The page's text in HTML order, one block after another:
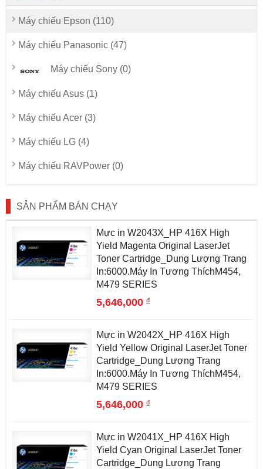
Máy chiếu Epson (110)
Máy chiếu Panasonic (47)
Máy chiếu Sony (0)
Máy chiếu Asus (1)
Máy chiếu Acer (3)
Máy chiếu LG (4)
Máy chiếu RAVPower (0)
SẢN PHẨM BÁN CHẠY
Mực in W2043X_HP 416X High
Yield Magenta Original LaserJet
Toner Cartridge_Dung Lượng Trang
In:6000.Máy In Tương ThíchM454,
M479 SERIES
5,646,000đ
Mực in W2042X_HP 416X High
Yield Yellow Original LaserJet Toner
Cartridge_Dung Lượng Trang
In:6000.Máy In Tương ThíchM454,
M479 SERIES
5,646,000đ
Mực in W2041X_HP 416X High
Yield Cyan Original LaserJet Toner
Cartridge_Dung Lượng Trang